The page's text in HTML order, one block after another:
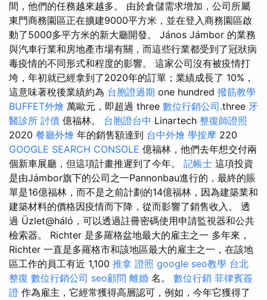
間，他們的任務越來越多。 由於倉儲需求增加，公司所屬
東門商務園區正在擴建9000平方米，並在登入商務園區啟
動了5000多平方米的新大廳開發。 János Jámbor 的業務
與汽車行業和房地產市場有關，而這些行業都受到了冠狀病
毒疫情的不同形式和程度的影響。 這家公司沒有被疫情打
垮，年初就已經拿到了2020年的訂單；業績成長了 10%，
這意味著稅後業績約為 台胞證過期 one hundred 撥筋教學
BUFFET外燴 萬歐元，即超過 three 數位行銷公司.three 牙
醫診所 討債 億福林。 台胞證台中 Linartech 整復師證照
2020 餐廳外燴 年的銷售額達到 台中外燴 學按摩 220
GOOGLE SEARCH CONSOLE 億福林，他們去年想交付兩
個新車展廳，但這項計畫推遲到了今年。 記帳士 這項投資
是由Jámbor旗下的公司之一Pannonbau進行的，最終的賬
單是16億福林，而不是之前計劃的14億福林，因為建築業和
建築材料的價格因疫情而下降，從而影響了銷售收入。 透
過 Üzlet@háló，可以透過註冊密碼使用申請監視器和公共
檢索器。 Richter 是多羅格盆地最大的雇主之一 多年來，
Richter 一直是多羅格市和該地區最大的雇主之一，在該地
區工作的員工有近 1,100 推拿 證照 google seo教學 台北
整復 數位行銷公司 seo顧問 離婚 名。 數位行銷 菲律賓簽
證 作為雇主，它經常獲得高層認可，例如，今年它獲得了